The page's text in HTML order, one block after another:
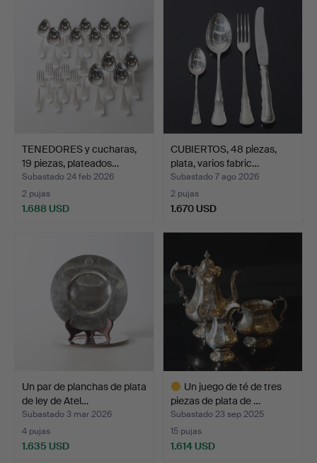
TENEDORES y cucharas,
19 piezas, plateados…
Subastado 24 feb 2026
2 pujas
1.688 USD
CUBIERTOS, 48 piezas,
plata, varios fabric…
Subastado 7 ago 2026
2 pujas
1.670 USD
Un par de planchas de plata
de ley de Atel…
Subastado 3 mar 2026
4 pujas
1.635 USD
Un juego de té de tres
piezas de plata de …
Subastado 23 sep 2025
15 pujas
1.614 USD